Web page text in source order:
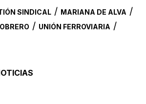
SINDICAL / MARIANA DE ALVA /
/ UNIÓN FERROVIARIA /